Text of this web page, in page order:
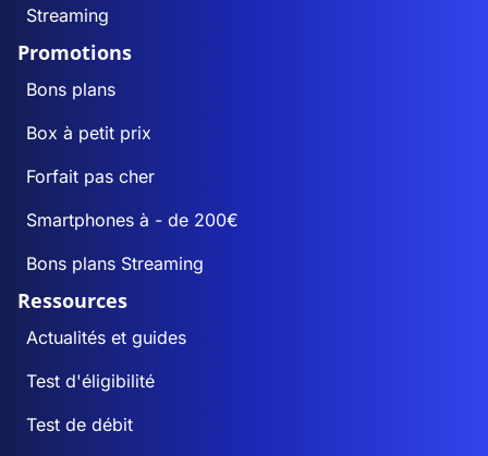
Streaming
Promotions
Bons plans
Box à petit prix
Forfait pas cher
Smartphones à - de 200€
Bons plans Streaming
Ressources
Actualités et guides
Test d'éligibilité
Test de débit